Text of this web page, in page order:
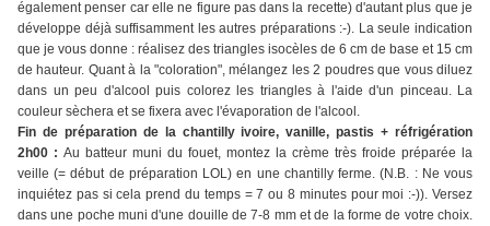
également penser car elle ne figure pas dans la recette) d'autant plus que je
développe déjà suffisamment les autres préparations :-). La seule indication
que je vous donne : réalisez des triangles isocèles de 6 cm de base et 15 cm
de hauteur. Quant à la "coloration", mélangez les 2 poudres que vous diluez
dans un peu d'alcool puis colorez les triangles à l'aide d'un pinceau. La
couleur sèchera et se fixera avec l'évaporation de l'alcool.
Fin de préparation de la chantilly ivoire, vanille, pastis + réfrigération
2h00 : Au batteur muni du fouet, montez la crème très froide préparée la
veille (= début de préparation LOL) en une chantilly ferme. (N.B. : Ne vous
inquiétez pas si cela prend du temps = 7 ou 8 minutes pour moi :-)). Versez
dans une poche muni d'une douille de 7-8 mm et de la forme de votre choix.